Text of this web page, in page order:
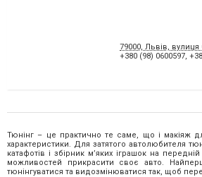
79000, Львів, вулиця
+380 (98) 0600597,
Тюнінг – це практично те саме, що і макіяж
характеристики. Для затятого автолюбителя
катафотів і збірник м’яких іграшок на
можливостей прикрасити своє авто.
тюнінгуватися та видозмінюватися так, щоб